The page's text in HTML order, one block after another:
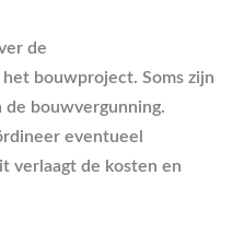
de
bouwproject. Soms zijn
bouwvergunning.
eventueel
verlaagt de kosten en